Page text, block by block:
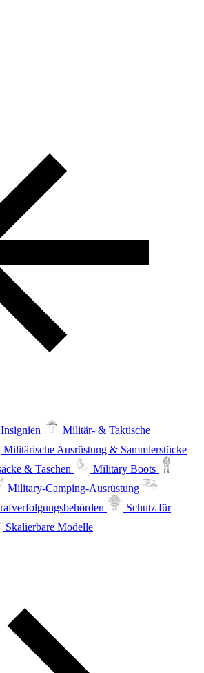
Insignien
Militär- & Taktische
Militärische Ausrüstung & Sammlerstücke
& Taschen
Military Boots
Military-Camping-Ausrüstung
Schutz für
Skalierbare Modelle